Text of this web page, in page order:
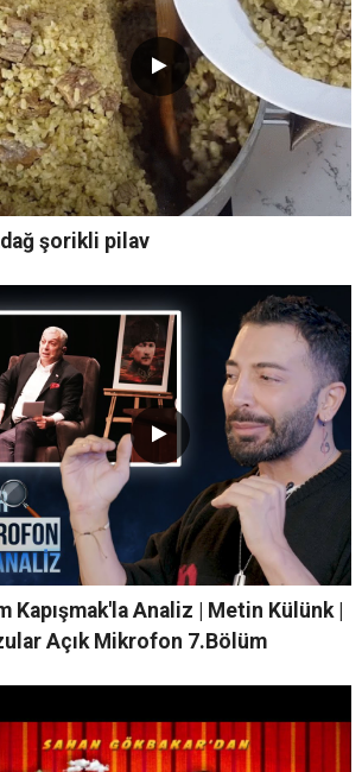
şorikli pilav
Kapışmak'la Analiz | Metin Külünk |
Açık Mikrofon 7.Bölüm